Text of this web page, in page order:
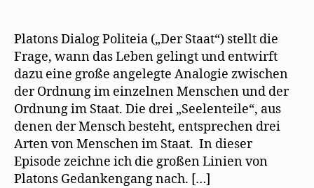
Platons Dialog Politeia („Der Staat“) stellt die
Frage, wann das Leben gelingt und entwirft
dazu eine große angelegte Analogie zwischen
der Ordnung im einzelnen Menschen und der
Ordnung im Staat. Die drei „Seelenteile“, aus
denen der Mensch besteht, entsprechen drei
Arten von Menschen im Staat. In dieser
Episode zeichne ich die großen Linien von
Platons Gedankengang nach. […]